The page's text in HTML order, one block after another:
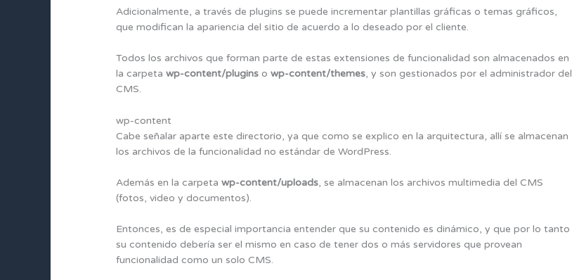
Adicionalmente, a través de plugins se puede incrementar plantillas gráficas o temas gráficos,
que modifican la apariencia del sitio de acuerdo a lo deseado por el cliente.
Todos los archivos que forman parte de estas extensiones de funcionalidad son almacenados en
la carpetawp-content/plugins owp-content/themes, y son gestionados por el administrador del
CMS.
wp-content
Cabe señalar aparte este directorio, ya que como se explico en la arquitectura, allí se almacenan
los archivos de la funcionalidad no estándar de WordPress.
Además en la carpetawp-content/uploads, se almacenan los archivos multimedia del CMS
(fotos, video y documentos).
Entonces, es de especial importancia entender que su contenido es dinámico, y que por lo tanto
su contenido debería ser el mismo en caso de tener dos o más servidores que provean
funcionalidad como un solo CMS.